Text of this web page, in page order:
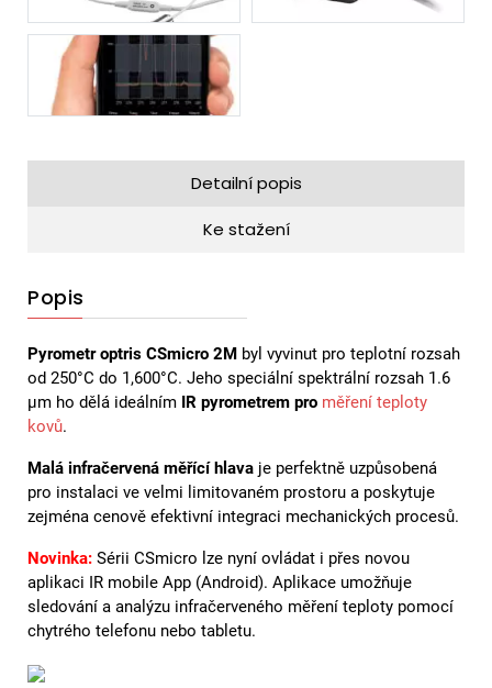
Detailní popis
Ke stažení
Popis
Pyrometr optris CSmicro 2M byl vyvinut pro teplotní rozsah
od 250°C do 1,600°C. Jeho speciální spektrální rozsah 1.6
µm ho dělá ideálním IR pyrometrem pro měření teploty
kovů.
Malá infračervená měřící hlava je perfektně uzpůsobená
pro instalaci ve velmi limitovaném prostoru a poskytuje
zejména cenově efektivní integraci mechanických procesů.
Novinka: Sérii CSmicro lze nyní ovládat i přes novou
aplikaci IR mobile App (Android). Aplikace umožňuje
sledování a analýzu infračerveného měření teploty pomocí
chytrého telefonu nebo tabletu.